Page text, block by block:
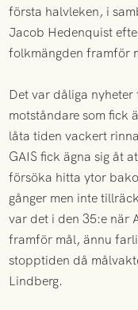
första halvleken, i
Jacob Hedenquist
folkmängden framför
Det var dåliga nyheter
motståndare som fick
låta tiden vackert
GAIS fick ägna sig åt
försöka hitta ytor
gånger men inte
var det i den 35:e när
framför mål, ännu
stopptiden då
Lindberg.